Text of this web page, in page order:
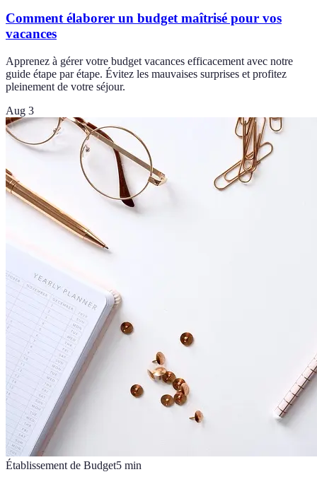
Comment élaborer un budget maîtrisé pour vos
vacances
Apprenez à gérer votre budget vacances efficacement avec notre
guide étape par étape. Évitez les mauvaises surprises et profitez
pleinement de votre séjour.
Aug 3
Établissement de Budget5 min